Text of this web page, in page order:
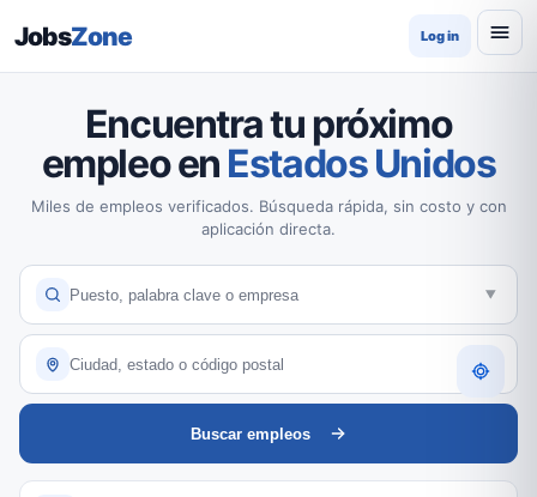
JobsZone Log in
Encuentra tu próximo
empleo en Estados Unidos
Miles de empleos verificados. Búsqueda rápida, sin costo y con
aplicación directa.
Buscar empleos